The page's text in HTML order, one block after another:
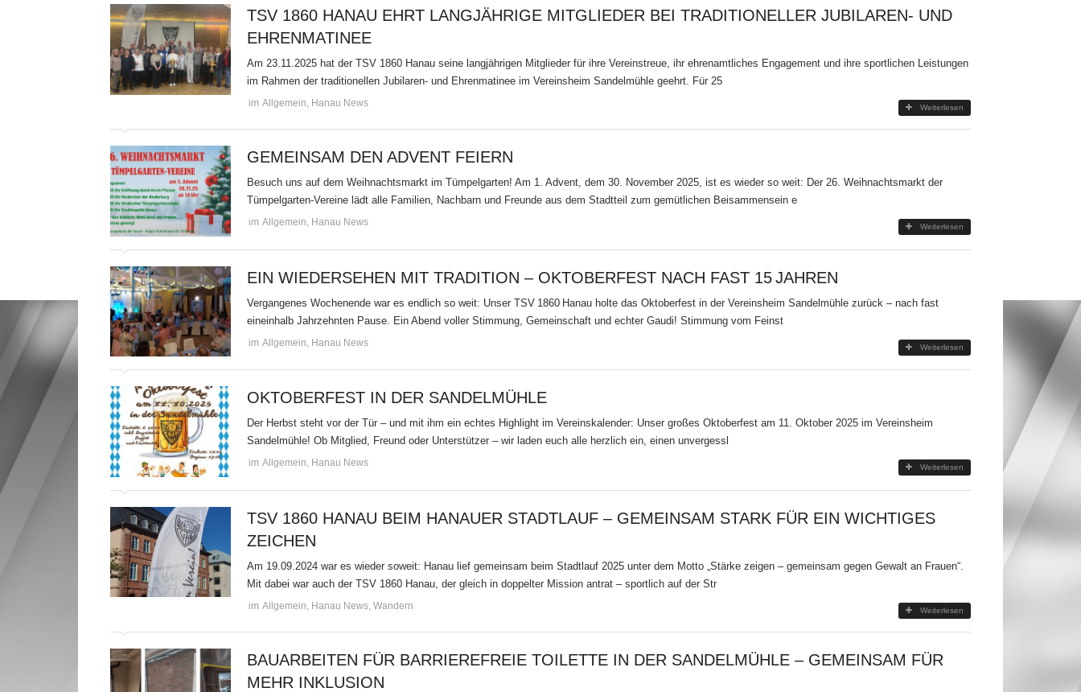
TSV 1860 HANAU EHRT LANGJÄHRIGE MITGLIEDER BEI TRADITIONELLER JUBILAREN- UND
EHRENMATINEE
Am 23.11.2025 hat der TSV 1860 Hanau seine langjährigen Mitglieder für ihre Vereinstreue, ihr ehrenamtliches Engagement und ihre sportlichen Leistungen
im Rahmen der traditionellen Jubilaren- und Ehrenmatinee im Vereinsheim Sandelmühle geehrt. Für 25
im Allgemein, Hanau News Weiterlesen
GEMEINSAM DEN ADVENT FEIERN
Besuch uns auf dem Weihnachtsmarkt im Tümpelgarten! Am 1. Advent, dem 30. November 2025, ist es wieder so weit: Der 26. Weihnachtsmarkt der
Tümpelgarten-Vereine lädt alle Familien, Nachbarn und Freunde aus dem Stadtteil zum gemütlichen Beisammensein e
im Allgemein, Hanau News Weiterlesen
EIN WIEDERSEHEN MIT TRADITION – OKTOBERFEST NACH FAST 15 JAHREN
Vergangenes Wochenende war es endlich so weit: Unser TSV 1860 Hanau holte das Oktoberfest in der Vereinsheim Sandelmühle zurück – nach fast
eineinhalb Jahrzehnten Pause. Ein Abend voller Stimmung, Gemeinschaft und echter Gaudi! Stimmung vom Feinst
im Allgemein Hanau News Weiterlesen
OKTOBERFEST IN DER SANDELMÜHLE
Der Herbst steht vor der Tür – und mit ihm ein echtes Highlight im Vereinskalender: Unser großes Oktoberfest am 11. Oktober 2025 im Vereinsheim
Sandelmühle! Ob Mitglied, Freund oder Unterstützer – wir laden euch alle herzlich ein, einen unvergessl
im Allgemein, Hanau News Weiterlesen
TSV 1860 HANAU BEIM HANAUER STADTLAUF – GEMEINSAM STARK FÜR EIN WICHTIGES
ZEICHEN
Am 19.09.2024 war es wieder soweit: Hanau lief gemeinsam beim Stadtlauf 2025 unter dem Motto „Stärke zeigen – gemeinsam gegen Gewalt an Frauen“.
Mit dabei war auch der TSV 1860 Hanau, der gleich in doppelter Mission antrat – sportlich auf der Str
im Allgemein, Hanau News, Wandern Weiterlesen
BAUARBEITEN FÜR BARRIEREFREIE TOILETTE IN DER SANDELMÜHLE – GEMEINSAM FÜR
MEHR INKLUSION